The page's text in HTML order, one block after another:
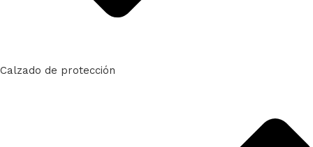
Calzado de protección